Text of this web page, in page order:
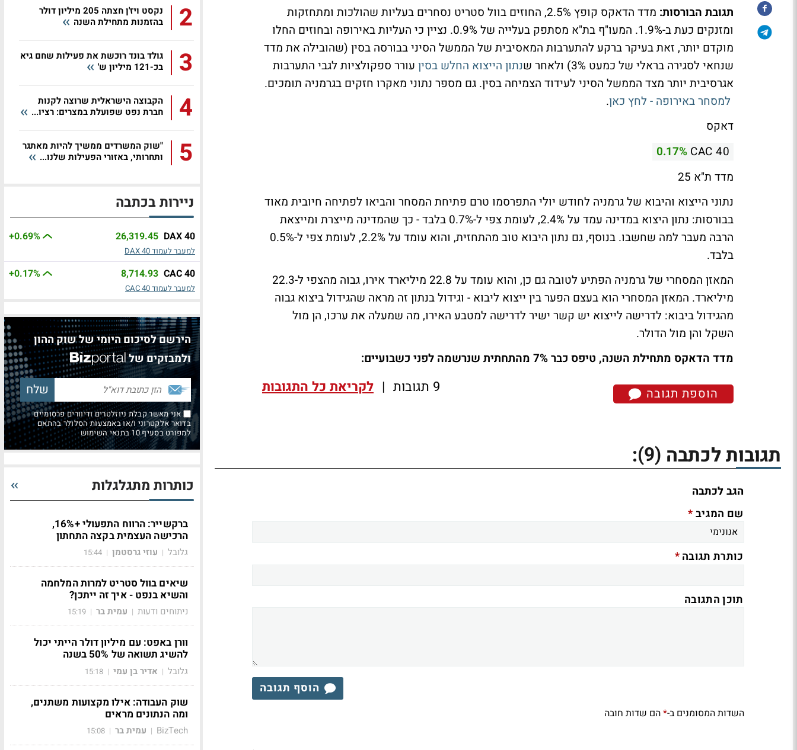
תגובת הבורסות:
מדד הדאקס קופץ 2.5%, החוזים בוול סטריט נסחרים בעליות שהולכות ומתחזקות
ומזנקים כעת ב-1.9%. המעו"ף בת"א מסתפק בעלייה של 0.9%. נציין כי העליות באירופה ובחוזים החלו
מוקדם יותר, זאת בעיקר ברקע להתערבות המאסיבית של הממשל הסיני בבורסה בסין (שהובילה את מדד
שנחאי לסגירה בראלי של כמעט 3%) ולאחר ש
נתון הייצוא החלש בסין עורר ספקולציות לגבי התערבות
אגרסיבית יותר מצד הממשל הסיני לעידוד הצמיחה בסין. גם מספר נתוני מאקרו חזקים בגרמניה תומכים.
למסחר באירופה - לחץ כאן.
דאקס
CAC 40
0.17%
מדד ת"א 25
נתוני הייצוא והיבוא של גרמניה לחודש יולי התפרסמו טרם פתיחת המסחר והביאו לפתיחה חיובית מאוד
בבורסות: נתון היצוא במדינה עמד על 2.4%, לעומת צפי ל-0.7% בלבד - כך שהמדינה מייצרת ומייצאת
הרבה מעבר למה שחשבו. בנוסף, גם נתון היבוא טוב מהתחזית, והוא עומד על 2.2%, לעומת צפי ל-0.5%
בלבד.
המאזן המסחרי של גרמניה הפתיע לטובה גם כן, והוא עומד על 22.8 מיליארד אירו, גבוה מהצפי ל-22.3
מיליארד. המאזן המסחרי הוא בעצם הפער בין ייצוא ליבוא - וגידול בנתון זה מראה שהגידול ביצוא גבוה
מהגידול ביבוא: לדרישה לייצוא יש קשר ישיר לדרישה למטבע האירו, מה שמעלה את ערכו, הן מול
השקל והן מול הדולר.
מדד הדאקס מתחילת השנה, טיפס כבר 7% מהתחתית שנרשמה לפני כשבועיים:
הוספת תגובה 9 תגובות | לקריאת כל התגובות
תגובות לכתבה (9)
:
הגב לכתבה
שם המגיב*
כותרת תגובה*
תוכן התגובה
הוסף תגובה
השדות המסומנים ב-*הם שדות חובה
2
נקסט ויז'ן חצתה 205 מיליון דולר
בהזמנות מתחילת השנה
3
גולד בונד רוכשת את פעילות שחם גיא
בכ-121 מיליון ש'
4
הקבוצה הישראלית שרוצה לקנות
חברת נפט שפועלת במצרים: רציו...
5
"שוק המשרדים ממשיך להיות מאתגר
ותחרותי, באזורי הפעילות שלנו...
ניירות בכתבה
DAX 40
26,319.45
+0.69%
למעבר לעמוד DAX 40
CAC 40
8,714.93
+0.17%
למעבר לעמוד CAC 40
הירשם לסיכום היומי של שוק ההון
ולמבזקים של
אני מאשר קבלת ניוזלטרים ודיוורים פרסומיים
בדואר אלקטרוני ו/או באמצעות הסלולר בהתאם
למפורט בסעיף 10 בתנאי השימוש
כותרות מתגלגלות
ברקשייר: הרווח התפעולי +16%,
הרכישה העצמית בקצה התחתון
גלובל | עוזי גרסטמן |
15:44
שיאים בוול סטריט למרות המלחמה
והשיא בנפט - איך זה ייתכן?
ניתוחים ודעות | עמית בר |
15:19
וורן באפט: עם מיליון דולר הייתי יכול
להשיג תשואה של 50% בשנה
גלובל | אדיר בן עמי |
15:18
שוק העבודה: אילו מקצועות משתנים,
ומה הנתונים מראים
BizTech
| עמית בר |
15:08